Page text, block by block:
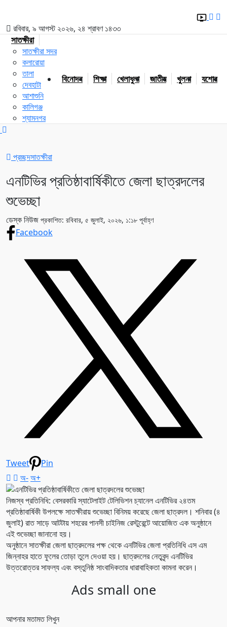
রবিবার, ৯ আগস্ট ২০২৬, ২৪ শ্রাবণ ১৪৩৩
সাতক্ষীরা
সাতক্ষীরা সদর
কলারোয়া
তালা
দেবহাটা
আশাশুনি
কালিগঞ্জ
শ্যামনগর
বিনোদন শিক্ষা খেলাধুলা জাতীয় খুলনা যশোর
প্রচ্ছদসাতক্ষীরা
এনটিভির প্রতিষ্ঠাবার্ষিকীতে জেলা ছাত্রদলের
শুভেচ্ছা
ডেস্ক নিউজ প্রকাশিত: রবিবার, ৫ জুলাই, ২০২৬, ১:১৮ পূর্বাহ্ণ
Facebook
Tweet
Pin
অ-অ+
নিজস্ব প্রতিনিধি: বেসরকারি স্যাটেলাইট টেলিভিশন চ্যানেল এনটিভির ২৪তম
প্রতিষ্ঠাবার্ষিকী উপলক্ষে সাতক্ষীরায় শুভেচ্ছা বিনিময় করেছে জেলা ছাত্রদল। শনিবার (৪
জুলাই) রাত সাড়ে আটটায় শহরের পানসী চাইনিজ রেস্টুরেন্টে আয়োজিত এক অনুষ্ঠানে
এই শুভেচ্ছা জানানো হয়।
অনুষ্ঠানে সাতক্ষীরা জেলা ছাত্রদলের পক্ষ থেকে এনটিভির জেলা প্রতিনিধি এস এম
জিন্নাহর হাতে ফুলের তোড়া তুলে দেওয়া হয়। ছাত্রদলের নেতৃবৃন্দ এনটিভির
উত্তরোত্তর সাফল্য এবং বস্তুনিষ্ঠ সাংবাদিকতার ধারাবাহিকতা কামনা করেন।
Ads small one
আপনার মতামত লিখুন